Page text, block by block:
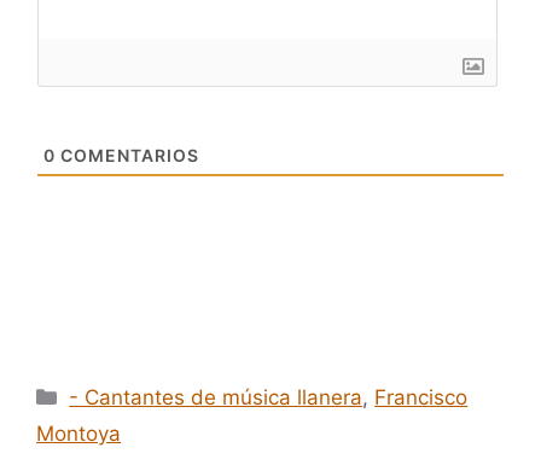
0 COMENTARIOS
Categorías
- Cantantes de música llanera, Francisco
Montoya